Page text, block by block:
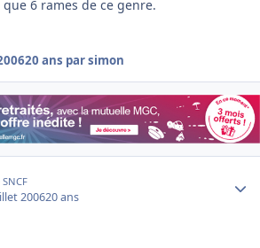
que 6 rames de ce genre.
20 ans par simon
200620 ans